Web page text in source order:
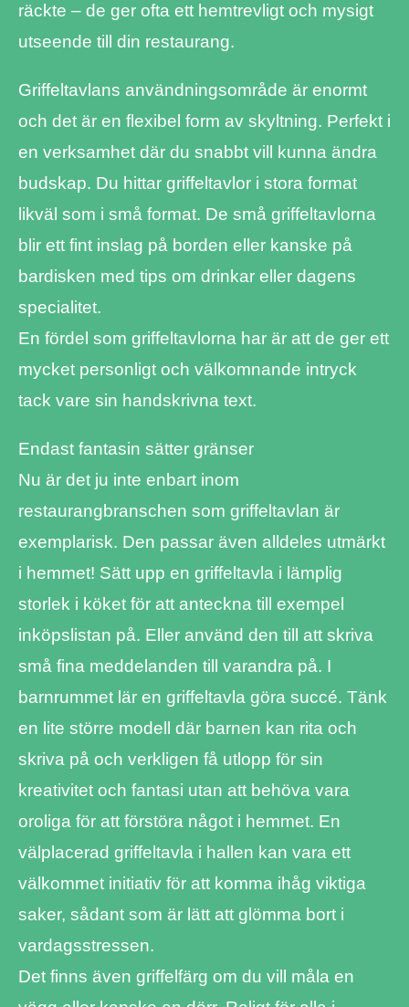
räckte – de ger ofta ett hemtrevligt och mysigt
utseende till din restaurang.
Griffeltavlans användningsområde är enormt
och det är en flexibel form av skyltning. Perfekt i
en verksamhet där du snabbt vill kunna ändra
budskap. Du hittar griffeltavlor i stora format
likväl som i små format. De små griffeltavlorna
blir ett fint inslag på borden eller kanske på
bardisken med tips om drinkar eller dagens
specialitet.
En fördel som griffeltavlorna har är att de ger ett
mycket personligt och välkomnande intryck
tack vare sin handskrivna text.
Endast fantasin sätter gränser
Nu är det ju inte enbart inom
restaurangbranschen som griffeltavlan är
exemplarisk. Den passar även alldeles utmärkt
i hemmet! Sätt upp en griffeltavla i lämplig
storlek i köket för att anteckna till exempel
inköpslistan på. Eller använd den till att skriva
små fina meddelanden till varandra på. I
barnrummet lär en griffeltavla göra succé. Tänk
en lite större modell där barnen kan rita och
skriva på och verkligen få utlopp för sin
kreativitet och fantasi utan att behöva vara
oroliga för att förstöra något i hemmet. En
välplacerad griffeltavla i hallen kan vara ett
välkommet initiativ för att komma ihåg viktiga
saker, sådant som är lätt att glömma bort i
vardagsstressen.
Det finns även griffelfärg om du vill måla en